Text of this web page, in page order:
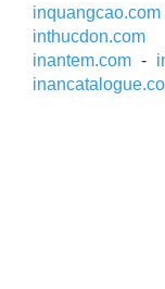
inquangcao.com
inthucdon.com
inantem.com -